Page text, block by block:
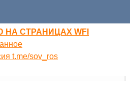
СТРАНИЦАХ WFI
t.me/sov_ros